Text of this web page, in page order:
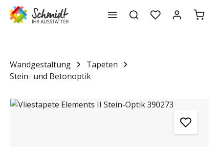
springen
Wandgestaltung
Tapeten
Stein- und Betonoptik
Bildergalerie überspringen